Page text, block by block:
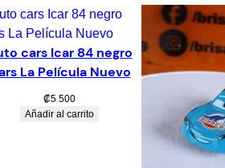
cars Icar 84 negro
La Película Nuevo
₡5 500
Añadir al carrito